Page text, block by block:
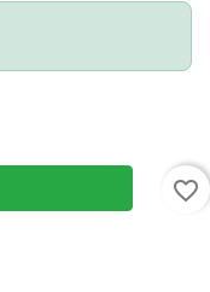
favorite_border